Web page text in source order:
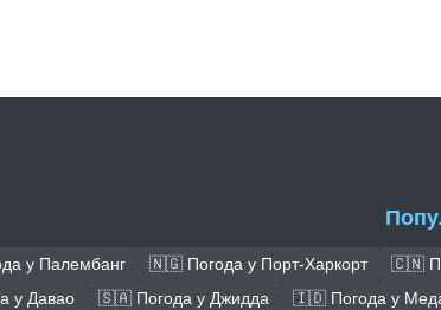
у Палембанг 🇳🇬 Погода у Порт-Харкорт 🇨🇳
у Давао
🇸🇦 Погода у Джидда 🇮🇩 Погода у